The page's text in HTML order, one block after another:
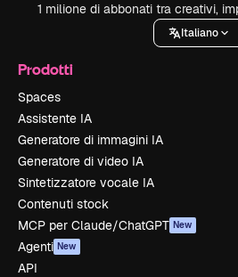
1 milione di abbonati tra creativi,
Italiano
Prodotti
Spaces
Assistente IA
Generatore di immagini IA
Generatore di video IA
Sintetizzatore vocale IA
Contenuti stock
MCP per Claude/ChatGPT New
Agenti New
API